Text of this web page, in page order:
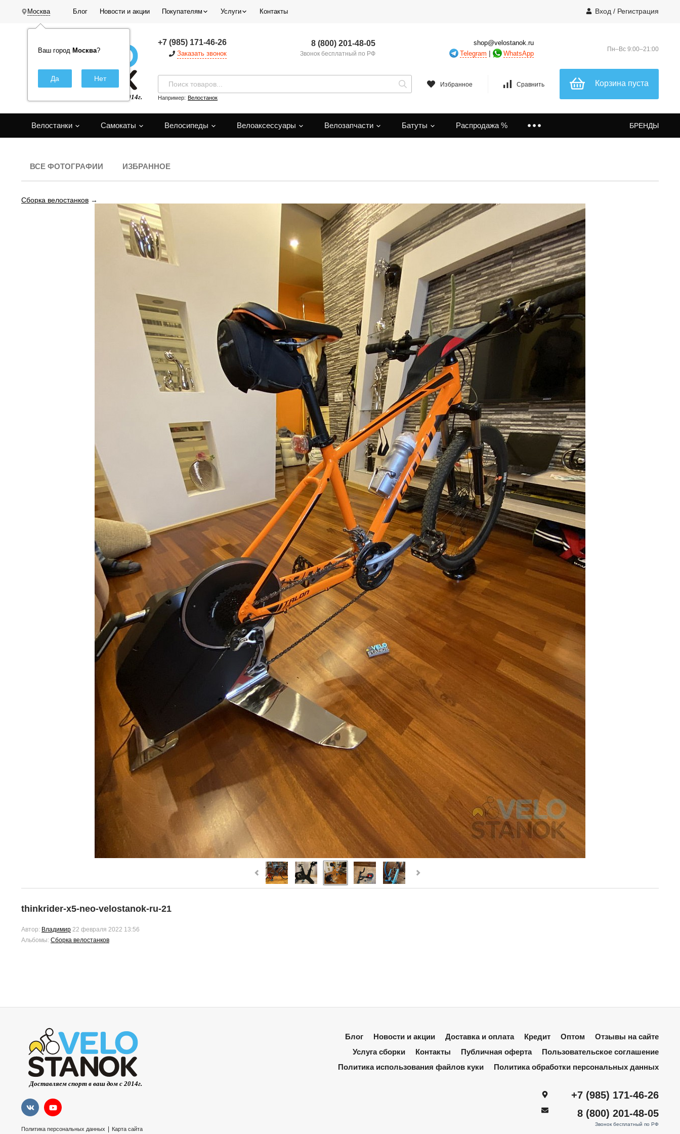
Москва
Ваш город Москва?
Блог Новости и акции Покупателям Услуги Контакты Вход / Регистрация
+7 (985) 171-46-26
Заказать звонок
8 (800) 201-48-05
Звонок бесплатный по РФ
shop@velostanok.ru
Telegram | WhatsApp
Пн–Вс 9:00–21:00
Например: Велостанок
Избранное Сравнить Корзина пуста
Велостанки Самокаты Велосипеды Велоаксессуары Велозапчасти Батуты Распродажа % БРЕНДЫ
ВСЕ ФОТОГРАФИИ ИЗБРАННОЕ
Сборка велостанков →
thinkrider-x5-neo-velostanok-ru-21
Автор: Владимир 22 февраля 2022 13:56
Альбомы: Сборка велостанков
Политика персональных данных Карта сайта
Блог Новости и акции Доставка и оплата Кредит Оптом
Отзывы на сайте
Услуга сборки
Контакты Публичная оферта
Пользовательское соглашение
Политика использования файлов куки
Политика обработки персональных данных
+7 (985) 171-46-26
8 (800) 201-48-05
Звонок бесплатный по РФ